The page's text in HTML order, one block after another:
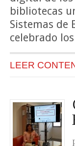
bibliotecas
Sistemas de
celebrado
LEER